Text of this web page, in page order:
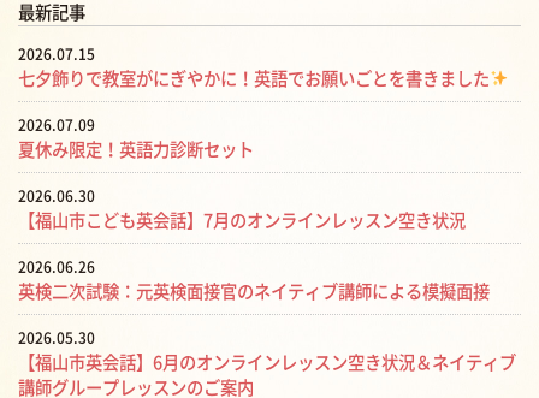
最新記事
2026.07.15
七夕飾りで教室がにぎやかに！英語でお願いごとを書きました
2026.07.09
夏休み限定！英語力診断セット
2026.06.30
【福山市こども英会話】7月のオンラインレッスン空き状況
2026.06.26
英検二次試験：元英検面接官のネイティブ講師による模擬面接
2026.05.30
【福山市英会話】6月のオンラインレッスン空き状況＆ネイティブ
講師グループレッスンのご案内